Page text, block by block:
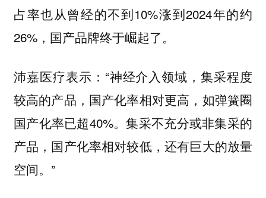
占率也从曾经的不到10%涨到2024年的约
26%，国产品牌终于崛起了。
沛嘉医疗表示：“神经介入领域，集采程度
较高的产品，国产化率相对更高，如弹簧圈
国产化率已超40%。集采不充分或非集采的
产品，国产化率相对较低，还有巨大的放量
空间。”